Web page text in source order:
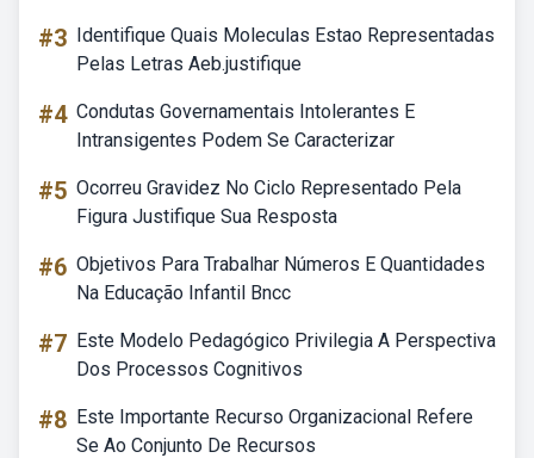
#3 Identifique Quais Moleculas Estao Representadas
Pelas Letras Aeb.justifique
#4 Condutas Governamentais Intolerantes E
Intransigentes Podem Se Caracterizar
#5 Ocorreu Gravidez No Ciclo Representado Pela
Figura Justifique Sua Resposta
#6 Objetivos Para Trabalhar Números E Quantidades
Na Educação Infantil Bncc
#7 Este Modelo Pedagógico Privilegia A Perspectiva
Dos Processos Cognitivos
#8 Este Importante Recurso Organizacional Refere
Se Ao Conjunto De Recursos